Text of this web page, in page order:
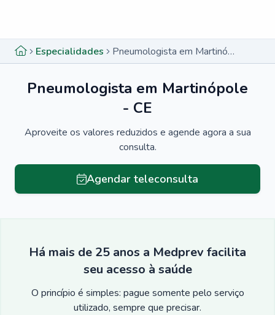
Especialidades Pneumologista em Martinópole - CE
Pneumologista em Martinópole
- CE
Aproveite os valores reduzidos e agende agora a sua
consulta.
Agendar teleconsulta
Há mais de 25 anos a Medprev facilita
seu acesso à saúde
O princípio é simples: pague somente pelo serviço
utilizado, sempre que precisar.